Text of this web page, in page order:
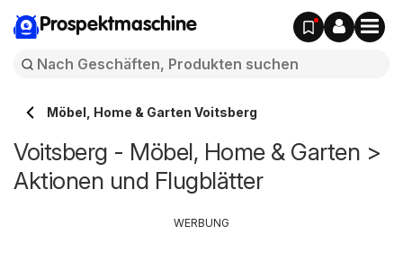
Prospektmaschine
Möbel, Home & Garten Voitsberg
Voitsberg - Möbel, Home & Garten >
Aktionen und Flugblätter
WERBUNG